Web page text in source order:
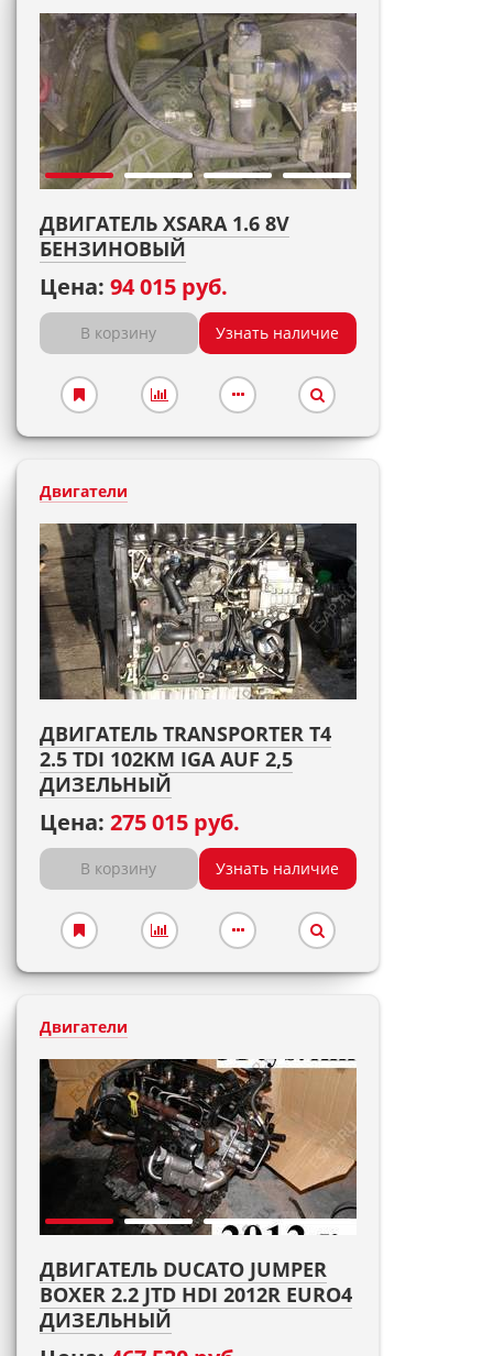
ДВИГАТЕЛЬ XSARA 1.6 8V
БЕНЗИНОВЫЙ
Цена: 94 015 руб.
В корзину Узнать наличие
Двигатели
ДВИГАТЕЛЬ TRANSPORTER T4
2.5 TDI 102KM IGA AUF 2,5
ДИЗЕЛЬНЫЙ
Цена: 275 015 руб.
В корзину Узнать наличие
Двигатели
ДВИГАТЕЛЬ DUCATO JUMPER
BOXER 2.2 JTD HDI 2012R EURO4
ДИЗЕЛЬНЫЙ